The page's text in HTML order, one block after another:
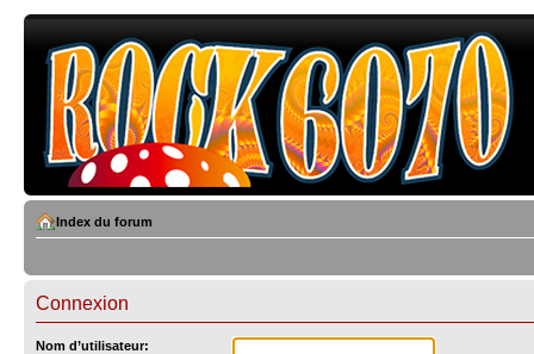
Index du forum
Connexion
Nom d’utilisateur: